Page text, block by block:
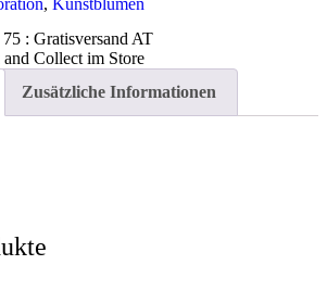
, Kunstblumen
: Gratisversand AT
Collect im Store
Zusätzliche Informationen